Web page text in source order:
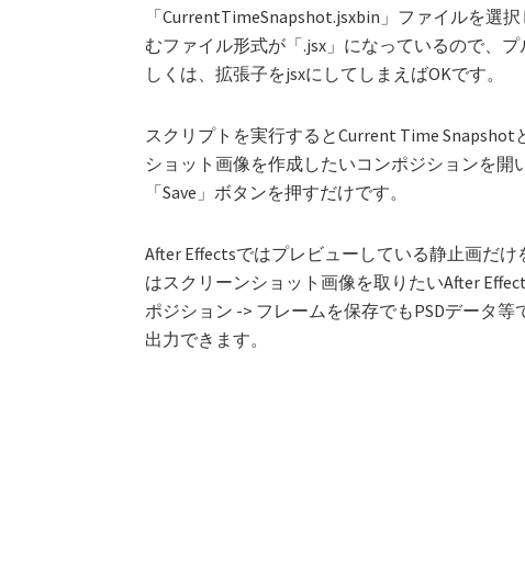
「CurrentTimeSnapshot.jsxbin」ファイルを選
むファイル形式が「.jsx」になっているので、
しくは、拡張子をjsxにしてしまえばOKです。
スクリプトを実行するとCurrent Time
ショット画像を作成したいコンポジションを
「Save」ボタンを押すだけです。
After Effectsではプレビューしている静止画だ
はスクリーンショット画像を取りたいAfter
ポジション -> フレームを保存でもPSDデータ
出力できます。